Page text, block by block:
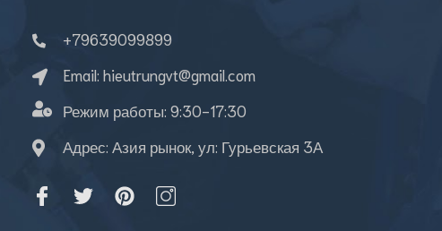
+79639099899
Email: hieutrungvt@gmail.com
Режим работы: 9:30-17:30
Адрес: Азия рынок, ул: Гурьевская 3А